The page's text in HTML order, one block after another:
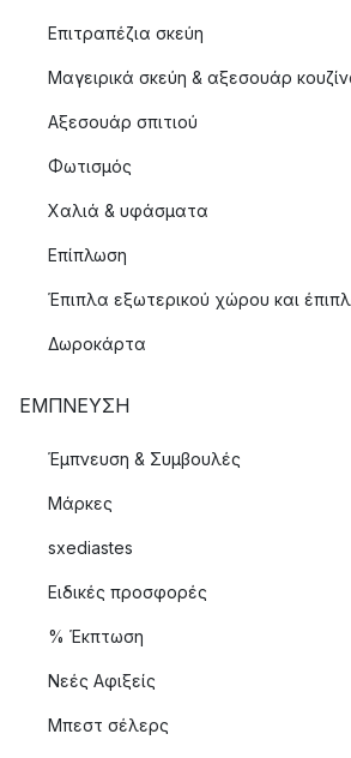
Επιτραπέζια σκεύη
Μαγειρικά σκεύη & αξεσουάρ
Αξεσουάρ σπιτιού
Φωτισμός
Χαλιά & υφάσματα
Επίπλωση
Έπιπλα εξωτερικού χώρου και
Δωροκάρτα
ΈΜΠΝΕΥΣΗ
Έμπνευση & Συμβουλές
Μάρκες
sxediastes
Ειδικές προσφορές
% Έκπτωση
Νεές Αφιξείς
Μπεστ σέλερς